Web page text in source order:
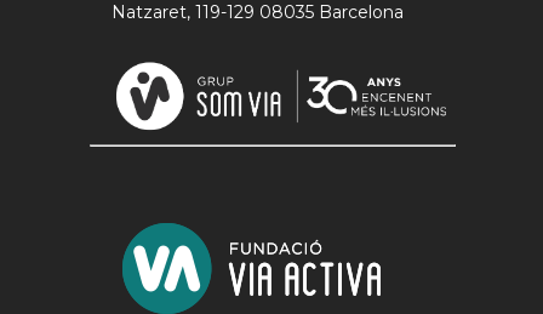
Natzaret, 119-129 08035 Barcelona